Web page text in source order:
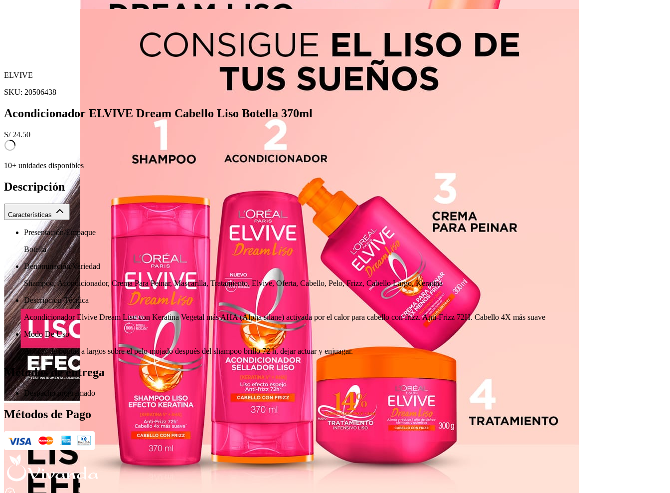
ELVIVE
SKU: 20506438
Acondicionador ELVIVE Dream Cabello Liso Botella 370ml
S/ 24.50
10+ unidades disponibles
Descripción
Características
Presentación/Empaque
Botella
Denominación/Variedad
Shampoo, Acondicionador, Crema Para Peinar, Mascarilla, Tratamiento, Elvive, Oferta, Cabello, Pelo, Frizz, Cabello Largo, Keratina
Descripción Técnica
Acondicionador Elvive Dream Liso con Keratina Vegetal más AHA (Alpha silane) activada por el calor para cabello con frizz. Anti-Frizz 72H. Cabello 4X más suave
Modo De Uso
Aplicar de puntas a largos sobre el pelo mojado después del shampoo brillo 72 h, dejar actuar y enjuagar.
Métodos de entrega
Despacho programado
Métodos de Pago